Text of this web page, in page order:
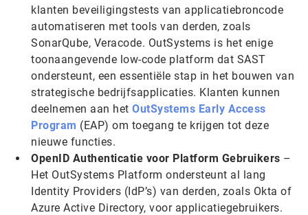
klanten beveiligingstests van applicatiebroncode
automatiseren met tools van derden, zoals
SonarQube, Veracode. OutSystems is het enige
toonaangevende low-code platform dat SAST
ondersteunt, een essentiële stap in het bouwen van
strategische bedrijfsapplicaties. Klanten kunnen
deelnemen aan het OutSystems Early Access
Program (EAP) om toegang te krijgen tot deze
nieuwe functies.
OpenID Authenticatie voor Platform Gebruikers –
Het OutSystems Platform ondersteunt al lang
Identity Providers (IdP’s) van derden, zoals Okta of
Azure Active Directory, voor applicatiegebruikers.